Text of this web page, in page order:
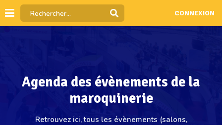
CONNEXION
Agenda des évènements de la
maroquinerie
Retrouvez ici, tous les évènements (salons,